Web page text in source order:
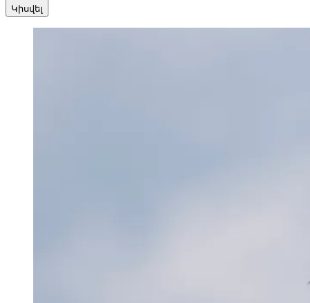
Կիսվել